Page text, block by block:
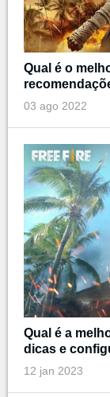
Qual é o
03 ago 2022
Qual é a
dicas e
12 jan 2023